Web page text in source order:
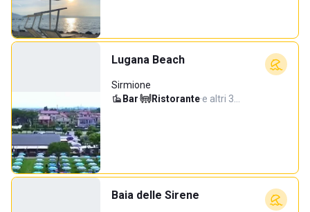
Lugana Beach
Sirmione
Bar· Ristorante·e altri 3…
Baia delle Sirene